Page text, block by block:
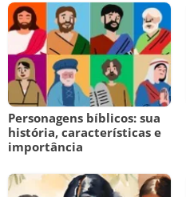
Personagens bíblicos: sua
história, características e
importância